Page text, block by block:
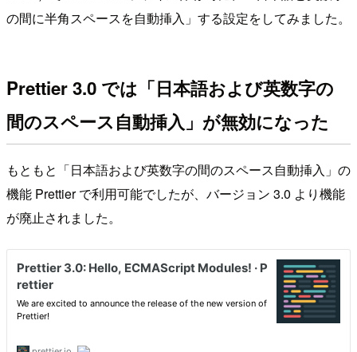
の間に半角スペースを自動挿入」する設定をしてみました。
Prettier 3.0 では「日本語および英数字の
間のスペース自動挿入」が無効になった
もともと「日本語および英数字の間のスペース自動挿入」の
機能 Prettier で利用可能でしたが、バージョン 3.0 より機能
が廃止されました。